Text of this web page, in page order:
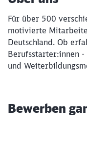
Für über 500
motivierte
Deutschland. Ob
Berufsstarter:innen
und
Bewerben